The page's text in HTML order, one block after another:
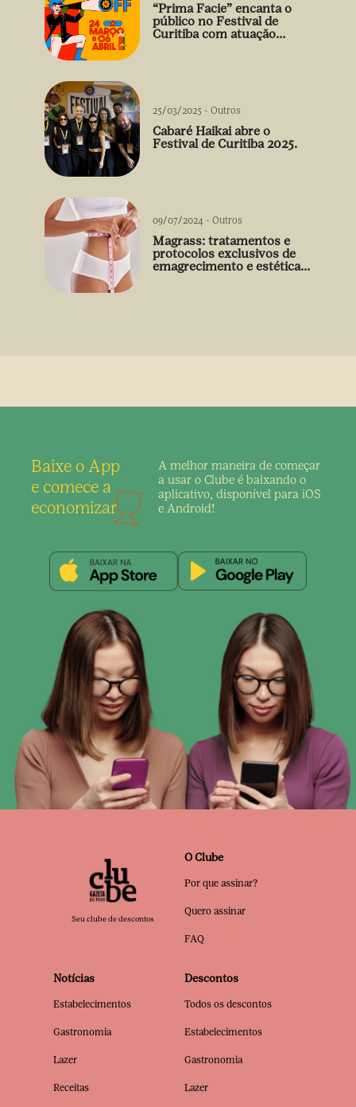
“Prima Facie” encanta o
público no Festival de
Curitiba com atuação
25/03/2025 - Outros
Cabaré Haikai abre o
Festival de Curitiba 2025.
09/07/2024 - Outros
Magrass: tratamentos e
protocolos exclusivos de
emagrecimento e estética
Baixe o App
e comece a
economizar
A melhor maneira de começar
a usar o Clube é baixando o
aplicativo, disponível para iOS
e Android!
Seu clube de descontos
O Clube
Por que assinar?
Quero assinar
FAQ
Notícias
Estabelecimentos
Gastronomia
Lazer
Receitas
Descontos
Todos os descontos
Estabelecimentos
Gastronomia
Lazer